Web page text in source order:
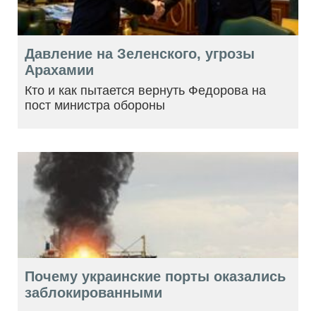
Давление на Зеленского, угрозы
Арахамии
Кто и как пытается вернуть Федорова на
пост министра обороны
Почему украинские порты оказались
заблокированными